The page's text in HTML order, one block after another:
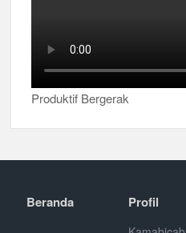
Produktif Bergerak
Beranda Profil